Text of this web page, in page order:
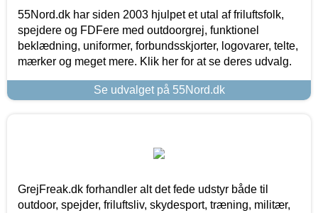
55Nord.dk har siden 2003 hjulpet et utal af friluftsfolk,
spejdere og FDFere med outdoorgrej, funktionel
beklædning, uniformer, forbundsskjorter, logovarer, telte,
mærker og meget mere. Klik her for at se deres udvalg.
Se udvalget på 55Nord.dk
GrejFreak.dk forhandler alt det fede udstyr både til
outdoor, spejder, friluftsliv, skydesport, træning, militær,